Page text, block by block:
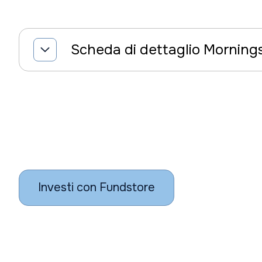
Scheda di dettaglio
Investi con Fundstore